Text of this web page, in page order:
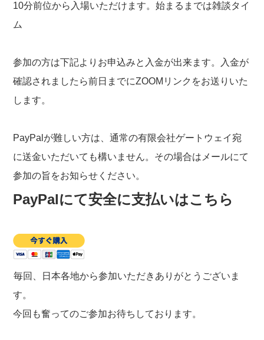
10分前位から入場いただけます。始まるまでは雑談タイ
ム
参加の方は下記よりお申込みと入金が出来ます。入金が
確認されましたら前日までにZOOMリンクをお送りいた
します。
PayPalが難しい方は、通常の有限会社ゲートウェイ宛
に送金いただいても構いません。その場合はメールにて
参加の旨をお知らせください。
PayPalにて安全に支払いはこちら
毎回、日本各地から参加いただきありがとうございま
す。
今回も奮ってのご参加お待ちしております。